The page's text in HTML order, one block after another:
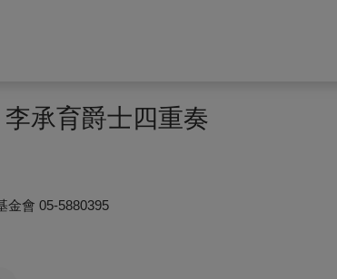
承育爵士四重奏
金會 05-5880395